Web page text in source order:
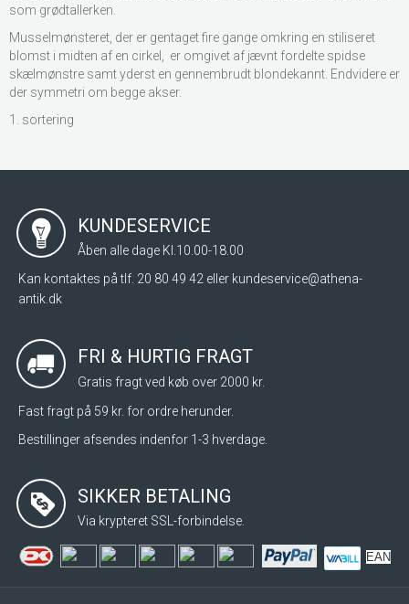
som grødtallerken.
Musselmønsteret, der er gentaget fire gange omkring en stiliseret
blomst i midten af en cirkel, er omgivet af jævnt fordelte spidse
skælmønstre samt yderst en gennembrudt blondekannt. Endvidere er
der symmetri om begge akser.
1. sortering
KUNDESERVICE
Åben alle dage Kl.10.00-18.00
Kan kontaktes på tlf. 20 80 49 42 eller kundeservice@athena-
antik.dk
FRI & HURTIG FRAGT
Gratis fragt ved køb over 2000 kr.
Fast fragt på 59 kr. for ordre herunder.
Bestillinger afsendes indenfor 1-3 hverdage.
SIKKER BETALING
Via krypteret SSL-forbindelse.
EAN